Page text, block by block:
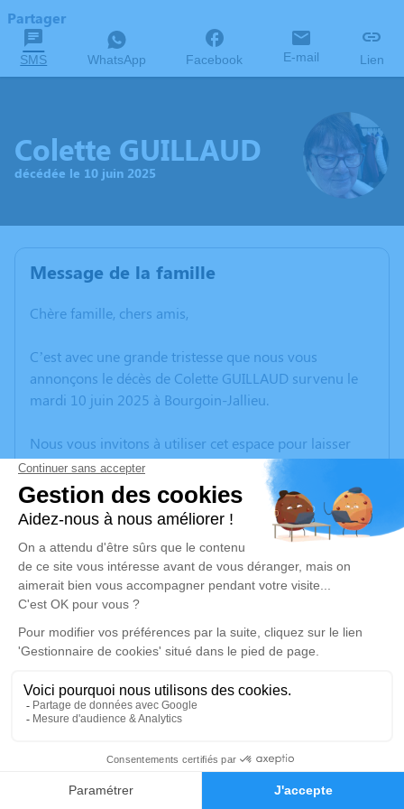
Faire-part Hommages
Partager
SMS WhatsApp Facebook E-mail Lien
Colette GUILLAUD
décédée le 10 juin 2025
Message de la famille
Chère famille, chers amis,
C’est avec une grande tristesse que nous vous
annonçons le décès de Colette GUILLAUD survenu le
mardi 10 juin 2025 à Bourgoin-Jallieu.
Nous vous invitons à utiliser cet espace pour laisser
vos condoléances, partager des photos souvenirs, une
anecdote ou exprimer vos pensées à travers des
poèmes ou des textes. Cet endroit est un lieu
d'expression dédié à honorer la mémoire de Colette
GUILLAUD.
Un service de plantation d’arbre hommage est
disponible ici.
Je rends hommage
Cérémonie
38300 Bourgoin Jallieu